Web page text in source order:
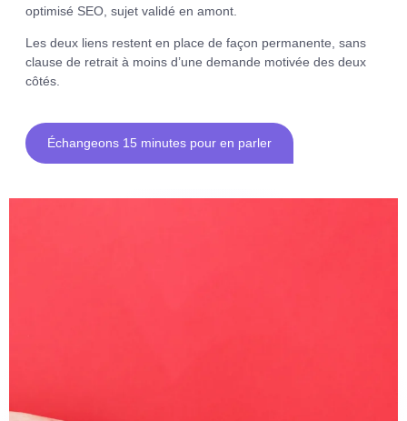
optimisé SEO, sujet validé en amont.
Les deux liens restent en place de façon permanente, sans
clause de retrait à moins d’une demande motivée des deux
côtés.
Échangeons 15 minutes pour en parler